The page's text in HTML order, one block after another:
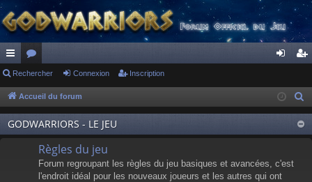
ac
co
ur
ci
or
u
m
s
ne
xi
on
cri
pti
on
Rechercher Connexion Inscription
Accueil du forum
GODWARRIORS - LE JEU
Règles du jeu
Forum regroupant les règles du jeu basiques et avancées, c'est
l'endroit idéal pour les nouveaux joueurs et les autres qui ont